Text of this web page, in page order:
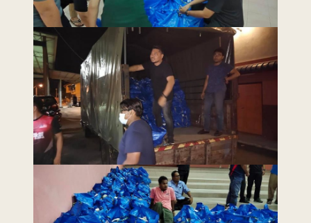
2022 © Jabatan
Kemajuan Orang
Asli (JAKOA)
Dasar Privasi|
Last Updated : 4 /
02 / 2021 12:00
AM